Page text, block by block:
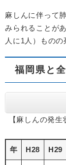
麻しんに伴って
みられることが
人に1人）ものの
福岡県と
【麻しんの発
年 H28 H29